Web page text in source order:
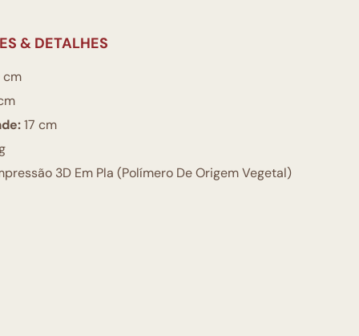
& DETALHES
cm
17 cm
3D Em Pla (Polímero De Origem Vegetal)